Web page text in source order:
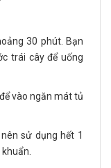
30 phút. Bạn
trái cây để uống
vào ngăn mát tủ
sử dụng hết 1